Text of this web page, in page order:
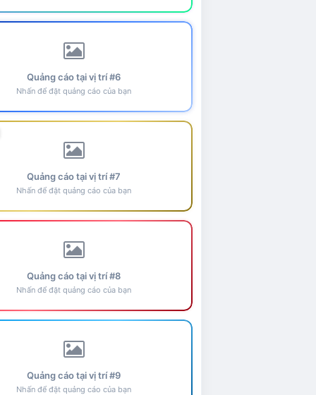
Quảng cáo tại vị trí #6
Nhấn để đặt quảng cáo của bạn
Quảng cáo tại vị trí #7
Nhấn để đặt quảng cáo của bạn
Quảng cáo tại vị trí #8
Nhấn để đặt quảng cáo của bạn
Quảng cáo tại vị trí #9
Nhấn để đặt quảng cáo của bạn